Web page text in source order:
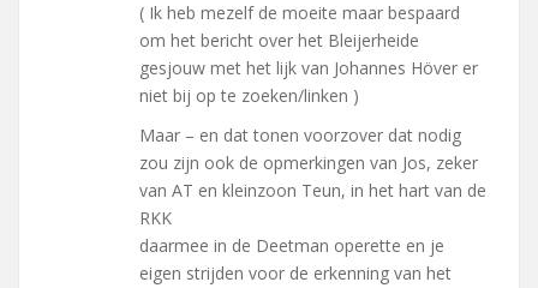
( Ik heb mezelf de moeite maar bespaard
om het bericht over het Bleijerheide
gesjouw met het lijk van Johannes Höver er
niet bij op te zoeken/linken )
Maar – en dat tonen voorzover dat nodig
zou zijn ook de opmerkingen van Jos, zeker
van AT en kleinzoon Teun, in het hart van de
RKK
daarmee in de Deetman operette en je
eigen strijden voor de erkenning van het